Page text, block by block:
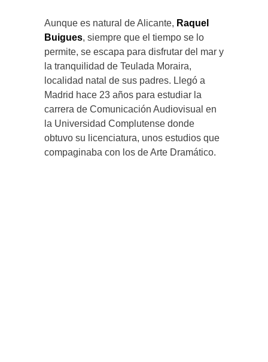
Aunque es natural de Alicante, Raquel
Buigues, siempre que el tiempo se lo
permite, se escapa para disfrutar del mar y
la tranquilidad de Teulada Moraira,
localidad natal de sus padres. Llegó a
Madrid hace 23 años para estudiar la
carrera de Comunicación Audiovisual en
la Universidad Complutense donde
obtuvo su licenciatura, unos estudios que
compaginaba con los de Arte Dramático.